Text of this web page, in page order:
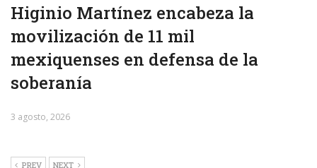
Higinio Martínez encabeza la
movilización de 11 mil
mexiquenses en defensa de la
soberanía
3 agosto, 2026
PREV NEXT